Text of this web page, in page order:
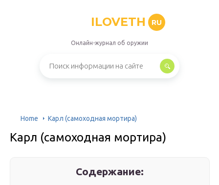
ILOVETH RU
Онлайн-журнал об оружии
Home Карл (самоходная мортира)
Карл (самоходная мортира)
Содержание: